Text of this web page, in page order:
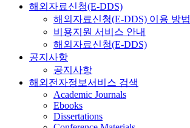
해외자료신청(E-DDS)
해외자료신청(E-DDS) 이용 방법
비용지원 서비스 안내
해외자료신청(E-DDS)
공지사항
공지사항
해외전자정보서비스 검색
Academic Journals
Ebooks
Dissertations